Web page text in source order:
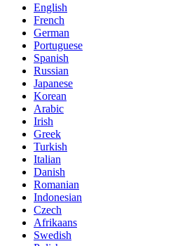
English
French
German
Portuguese
Spanish
Russian
Japanese
Korean
Arabic
Irish
Greek
Turkish
Italian
Danish
Romanian
Indonesian
Czech
Afrikaans
Swedish